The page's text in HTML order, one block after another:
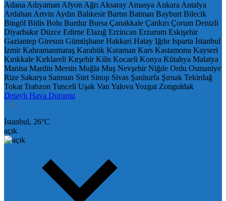
Adana Adıyaman Afyon Ağrı Aksaray Amasya Ankara Antalya
Ardahan Artvin Aydın Balıkesir Bartın Batman Bayburt Bilecik
Bingöl Bitlis Bolu Burdur Bursa Çanakkale Çankırı Çorum Denizli
Diyarbakır Düzce Edirne Elazığ Erzincan Erzurum Eskişehir
Gaziantep Giresun Gümüşhane Hakkari Hatay Iğdır Isparta İstanbul
İzmir Kahramanmaraş Karabük Karaman Kars Kastamonu Kayseri
Kırıkkale Kırklareli Kırşehir Kilis Kocaeli Konya Kütahya Malatya
Manisa Mardin Mersin Muğla Muş Nevşehir Niğde Ordu Osmaniye
Rize Sakarya Samsun Siirt Sinop Sivas Şanlıurfa Şırnak Tekirdağ
Tokat Trabzon Tunceli Uşak Van Yalova Yozgat Zonguldak
Detaylı Hava Durumu
İstanbul, 26°C
açık